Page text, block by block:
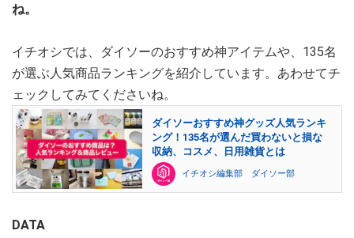
ね。
イチオシでは、ダイソーのおすすめ神アイテムや、135名
が選ぶ人気商品ランキングを紹介しています。あわせてチ
ェックしてみてくださいね。
ダイソーおすすめ神グッズ人気ランキ
ング！135名が選んだ買わないと損な
収納、コスメ、日用雑貨とは
イチオシ編集部 ダイソー部
DATA